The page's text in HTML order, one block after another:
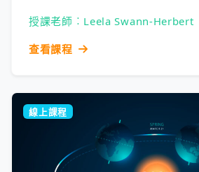
授課老師︰Leela Swann-Herbert
查看課程
線上課程